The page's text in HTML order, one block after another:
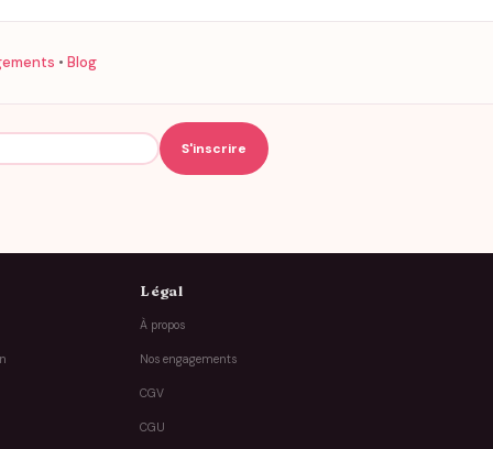
• Blog
Légal
À propos
Nos engagements
CGV
CGU